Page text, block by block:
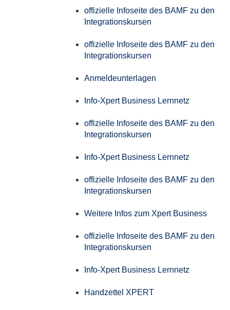
offizielle Infoseite des BAMF zu den
Integrationskursen
offizielle Infoseite des BAMF zu den
Integrationskursen
Anmeldeunterlagen
Info-Xpert Business Lernnetz
offizielle Infoseite des BAMF zu den
Integrationskursen
Info-Xpert Business Lernnetz
offizielle Infoseite des BAMF zu den
Integrationskursen
Weitere Infos zum Xpert Business
offizielle Infoseite des BAMF zu den
Integrationskursen
Info-Xpert Business Lernnetz
Handzettel XPERT